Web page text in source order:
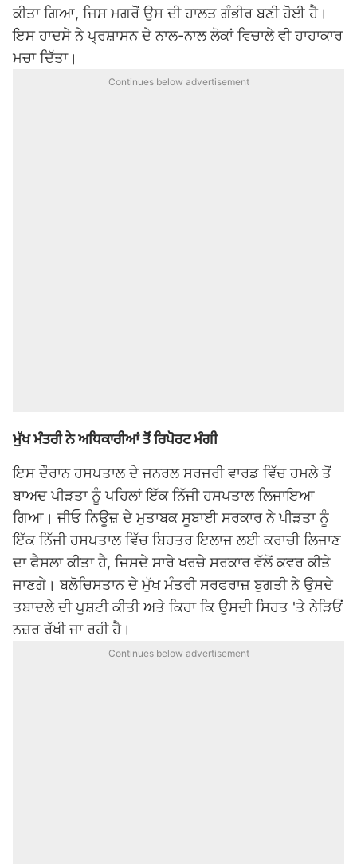
ਕੀਤਾ ਗਿਆ, ਜਿਸ ਮਗਰੋਂ ਉਸ ਦੀ ਹਾਲਤ ਗੰਭੀਰ ਬਣੀ ਹੋਈ ਹੈ।
ਇਸ ਹਾਦਸੇ ਨੇ ਪ੍ਰਸ਼ਾਸਨ ਦੇ ਨਾਲ-ਨਾਲ ਲੋਕਾਂ ਵਿਚਾਲੇ ਵੀ ਹਾਹਾਕਾਰ
ਮਚਾ ਦਿੱਤਾ।
Continues below advertisement
ਮੁੱਖ ਮੰਤਰੀ ਨੇ ਅਧਿਕਾਰੀਆਂ ਤੋਂ ਰਿਪੋਰਟ ਮੰਗੀ
ਇਸ ਦੌਰਾਨ ਹਸਪਤਾਲ ਦੇ ਜਨਰਲ ਸਰਜਰੀ ਵਾਰਡ ਵਿੱਚ ਹਮਲੇ ਤੋਂ
ਬਾਅਦ ਪੀੜਤਾ ਨੂੰ ਪਹਿਲਾਂ ਇੱਕ ਨਿੱਜੀ ਹਸਪਤਾਲ ਲਿਜਾਇਆ
ਗਿਆ। ਜੀਓ ਨਿਊਜ਼ ਦੇ ਮੁਤਾਬਕ ਸੂਬਾਈ ਸਰਕਾਰ ਨੇ ਪੀੜਤਾ ਨੂੰ
ਇੱਕ ਨਿੱਜੀ ਹਸਪਤਾਲ ਵਿੱਚ ਬਿਹਤਰ ਇਲਾਜ ਲਈ ਕਰਾਚੀ ਲਿਜਾਣ
ਦਾ ਫੈਸਲਾ ਕੀਤਾ ਹੈ, ਜਿਸਦੇ ਸਾਰੇ ਖਰਚੇ ਸਰਕਾਰ ਵੱਲੋਂ ਕਵਰ ਕੀਤੇ
ਜਾਣਗੇ। ਬਲੋਚਿਸਤਾਨ ਦੇ ਮੁੱਖ ਮੰਤਰੀ ਸਰਫਰਾਜ਼ ਬੁਗਤੀ ਨੇ ਉਸਦੇ
ਤਬਾਦਲੇ ਦੀ ਪੁਸ਼ਟੀ ਕੀਤੀ ਅਤੇ ਕਿਹਾ ਕਿ ਉਸਦੀ ਸਿਹਤ 'ਤੇ ਨੇੜਿਓਂ
ਨਜ਼ਰ ਰੱਖੀ ਜਾ ਰਹੀ ਹੈ।
Continues below advertisement